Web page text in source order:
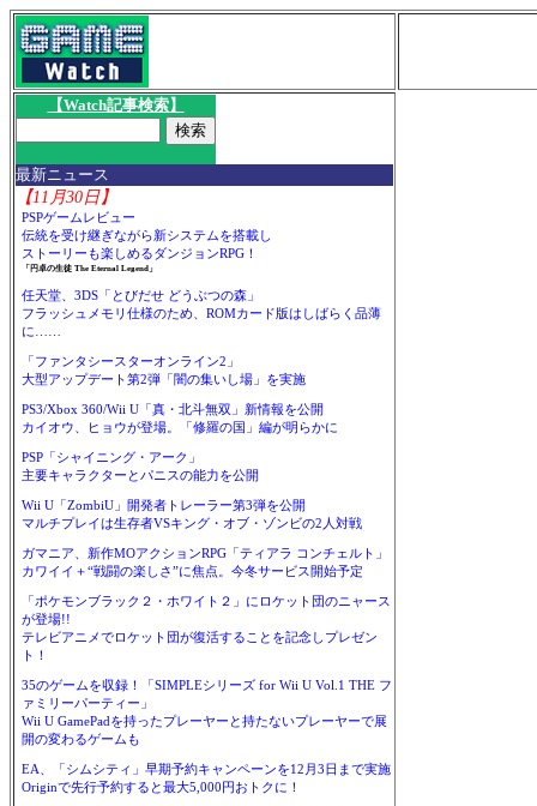
【Watch記事検索】
最新ニュース
【11月30日】
PSPゲームレビュー
伝統を受け継ぎながら新システムを搭載し
ストーリーも楽しめるダンジョンRPG！
「円卓の生徒 The Eternal Legend」
任天堂、3DS「とびだせ どうぶつの森」
フラッシュメモリ仕様のため、ROMカード版はしばらく品薄
に……
「ファンタシースターオンライン2」
大型アップデート第2弾「闇の集いし場」を実施
PS3/Xbox 360/Wii U「真・北斗無双」新情報を公開
カイオウ、ヒョウが登場。「修羅の国」編が明らかに
PSP「シャイニング・アーク」
主要キャラクターとパニスの能力を公開
Wii U「ZombiU」開発者トレーラー第3弾を公開
マルチプレイは生存者VSキング・オブ・ゾンビの2人対戦
ガマニア、新作MOアクションRPG「ティアラ コンチェルト」
カワイイ＋“戦闘の楽しさ”に焦点。今冬サービス開始予定
「ポケモンブラック２・ホワイト２」にロケット団のニャース
が登場!!
テレビアニメでロケット団が復活することを記念しプレゼン
ト！
35のゲームを収録！「SIMPLEシリーズ for Wii U Vol.1 THE フ
ァミリーパーティー」
Wii U GamePadを持ったプレーヤーと持たないプレーヤーで展
開の変わるゲームも
EA、「シムシティ」早期予約キャンペーンを12月3日まで実施
Originで先行予約すると最大5,000円おトクに！